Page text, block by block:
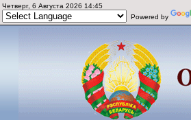
Четверг, 6 Августа 2026 14:45
Powered by